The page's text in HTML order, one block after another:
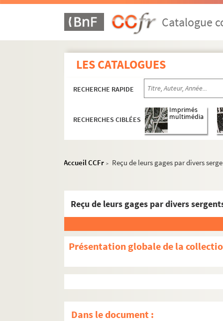
Catalogue
LES CATALOGUES
RECHERCHE RAPIDE
RECHERCHES CIBLÉES
Imprimés
multimédia
Accueil CCFr > Reçu de leurs gages par divers
Reçu de leurs gages par divers
Présentation globale de la
Dans le document :